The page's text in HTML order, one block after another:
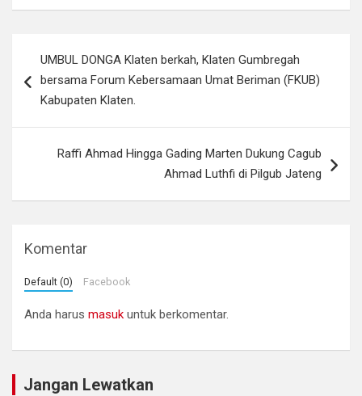
posUMBUL DONGA Klaten berkah, Klaten Gumbregah
bersama Forum Kebersamaan Umat Beriman (FKUB)
Kabupaten Klaten.
Raffi Ahmad Hingga Gading Marten Dukung Cagub
Ahmad Luthfi di Pilgub Jateng
Komentar
Default (0) Facebook
Anda harus masuk untuk berkomentar.
Jangan Lewatkan